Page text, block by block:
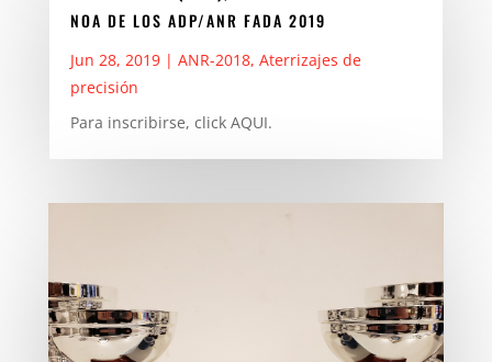
NOA DE LOS ADP/ANR FADA 2019
Jun 28, 2019| ANR-2018, Aterrizajes de
precisión
Para inscribirse, click AQUI.